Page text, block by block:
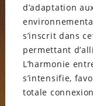
d’adaptation
s’inscrit dans
permettant
L’harmonie
s’intensifie,
totale